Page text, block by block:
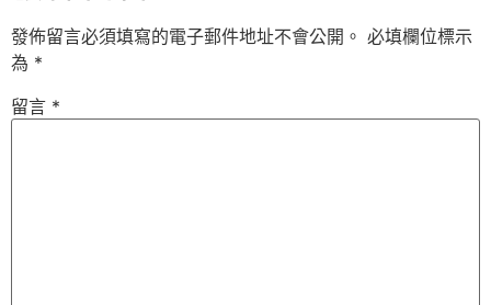
發佈留言必須填寫的電子郵件地址不會公開。 必填欄位標示
為 *
留言 *